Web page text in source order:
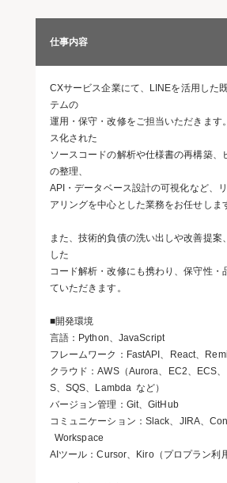
仕事内容
CXサービス企業にて、LINEを活用した
テムの
運用・保守・改修をご担当いただきます
ス化された
ソースコードの解析や仕様書の再構築、
の整理、
API・データベース設計の可視化など、
アリングを中心とした業務をお任せしま
また、技術的負債の洗い出しや改善提案
した
コード解析・改修にも携わり、保守性・
ていただきます。
■開発環境
言語：Python、JavaScript
フレームワーク：FastAPI、React、
クラウド：AWS（Aurora、EC2、ECS
S、SQS、Lambda など）
バージョン管理：Git、GitHub
コミュニケーション：Slack、JIRA、
Workspace
AIツール：Cursor、Kiro（プロプラン利